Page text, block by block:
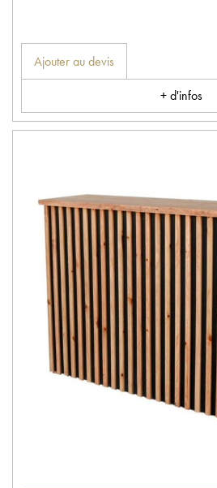
Ajouter au devis
+ d'infos